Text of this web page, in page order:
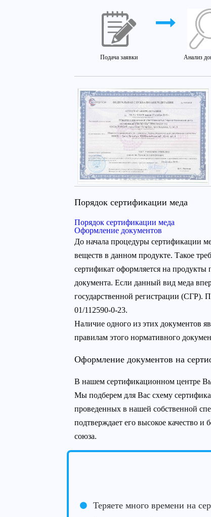
Подача заявки Анализ
Порядок сертификации меда
Порядок сертификации меда
Оформление документов
До начала процедуры сертификации
веществ в данном продукте. Такое
сертификат оформляется на продукты
документа. Если данный вид меда
государственной регистрации (СГР).
01/112590-0-23.
Наличие одного из этих документов
правилам этого нормативного
Оформление документов на
В нашем сертификационном центре
Мы подберем для Вас схему
проведенных в нашей собственной
подтверждает его высокое качество
союза.
Теряете много времени на